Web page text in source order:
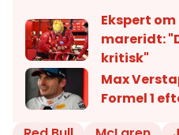
Ekspert
mareridt:
kritisk"
Max
Formel 1